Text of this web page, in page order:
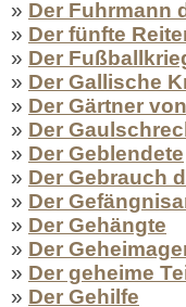
» Der Fuhrmann
» Der fünfte
» Der
» Der Gallische
» Der Gärtner
» Der
» Der Geblendete
» Der Gebrauch
» Der
» Der Gehängte
» Der
» Der geheime
» Der Gehilfe